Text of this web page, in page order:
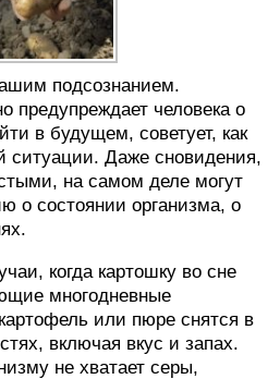
подсознанием.
предупреждает человека о
в будущем, советует, как
ситуации. Даже сновидения,
на самом деле могут
о состоянии организма, о
когда картошку во сне
многодневные
или пюре снятся в
включая вкус и запах.
не хватает серы,